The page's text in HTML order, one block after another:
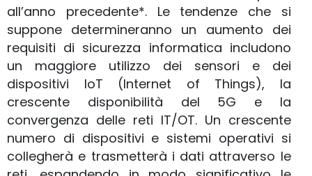
all’anno precedente*. Le tendenze che si
suppone determineranno un aumento dei
requisiti di sicurezza informatica includono
un maggiore utilizzo dei sensori e dei
dispositivi IoT (Internet of Things), la
crescente disponibilità del 5G e la
convergenza delle reti IT/OT. Un crescente
numero di dispositivi e sistemi operativi si
collegherà e trasmetterà i dati attraverso le